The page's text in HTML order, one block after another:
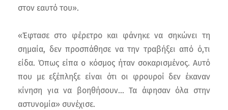
στον εαυτό του».
«Έφτασε στο φέρετρο και φάνηκε να σηκώνει τη
σημαία, δεν προσπάθησε να την τραβήξει από ό,τι
είδα. Όπως είπα ο κόσμος ήταν σοκαρισμένος. Αυτό
που με εξέπληξε είναι ότι οι φρουροί δεν έκαναν
κίνηση για να βοηθήσουν... Τα άφησαν όλα στην
αστυνομία» συνέχισε.